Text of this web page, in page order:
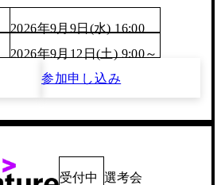
2026年9月9日(水) 16:00
2026年9月12日(土) 9:00～
参加申し込み
受付中 選考会